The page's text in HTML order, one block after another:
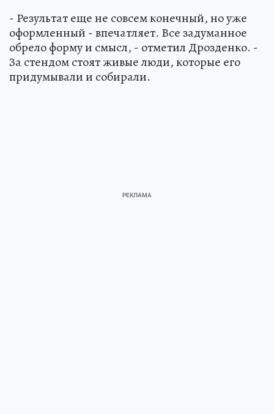
- Результат еще не совсем конечный, но уже
оформленный - впечатляет. Все задуманное
обрело форму и смысл, - отметил Дрозденко. -
За стендом стоят живые люди, которые его
придумывали и собирали.